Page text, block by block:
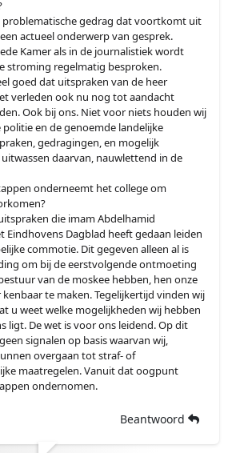
problematische gedrag dat voortkomt uit
actueel onderwerp van gesprek.
Kamer als in de journalistiek wordt
stroming regelmatig besproken.
goed dat uitspraken van de heer
verleden ook nu nog tot aandacht
Ook bij ons. Niet voor niets houden wij
politie en de genoemde landelijke
gedragingen, en mogelijk
daarvan, nauwlettend in de
onderneemt het college om
die imam Abdelhamid
Eindhovens Dagblad heeft gedaan leiden
commotie. Dit gegeven alleen al is
om bij de eerstvolgende ontmoeting
van de moskee hebben, hen onze
te maken. Tegelijkertijd vinden wij
u weet welke mogelijkheden wij hebben
ligt. De wet is voor ons leidend. Op dit
signalen op basis waarvan wij,
overgaan tot straf- of
maatregelen. Vanuit dat oogpunt
ondernomen.
Beantwoord